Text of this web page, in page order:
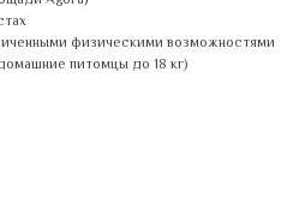
физическими возможностями
питомцы до 18 кг)